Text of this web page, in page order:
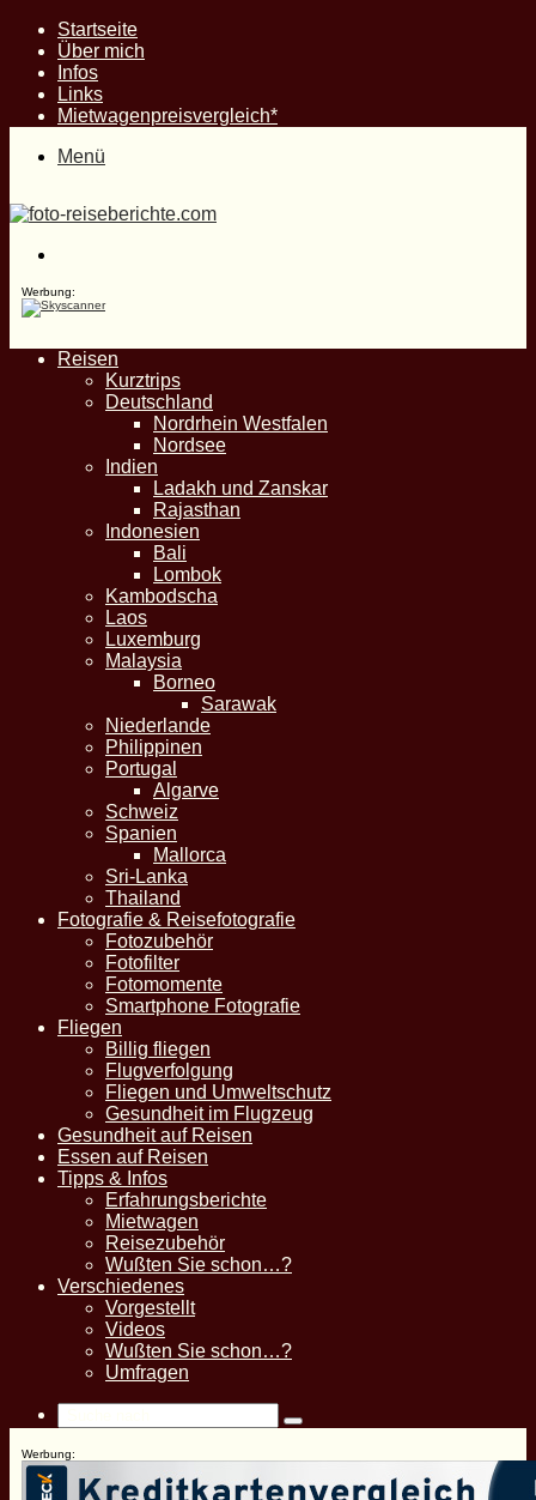
Startseite
Über mich
Infos
Links
Mietwagenpreisvergleich*
Menü
Werbung:
Reisen
Kurztrips
Deutschland
Nordrhein Westfalen
Nordsee
Indien
Ladakh und Zanskar
Rajasthan
Indonesien
Bali
Lombok
Kambodscha
Laos
Luxemburg
Malaysia
Borneo
Sarawak
Niederlande
Philippinen
Portugal
Algarve
Schweiz
Spanien
Mallorca
Sri-Lanka
Thailand
Fotografie & Reisefotografie
Fotozubehör
Fotofilter
Fotomomente
Smartphone Fotografie
Fliegen
Billig fliegen
Flugverfolgung
Fliegen und Umweltschutz
Gesundheit im Flugzeug
Gesundheit auf Reisen
Essen auf Reisen
Tipps & Infos
Erfahrungsberichte
Mietwagen
Reisezubehör
Wußten Sie schon…?
Verschiedenes
Vorgestellt
Videos
Wußten Sie schon…?
Umfragen
Suche
Werbung: